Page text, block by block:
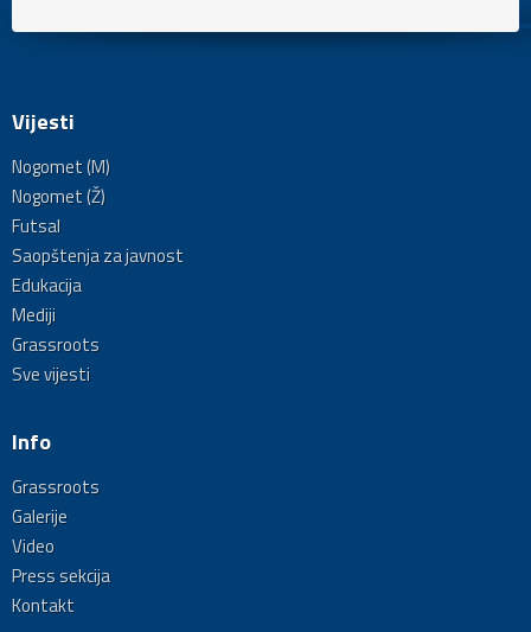
Vijesti
Nogomet (M)
Nogomet (Ž)
Futsal
Saopštenja za javnost
Edukacija
Mediji
Grassroots
Sve vijesti
Info
Grassroots
Galerije
Video
Press sekcija
Kontakt